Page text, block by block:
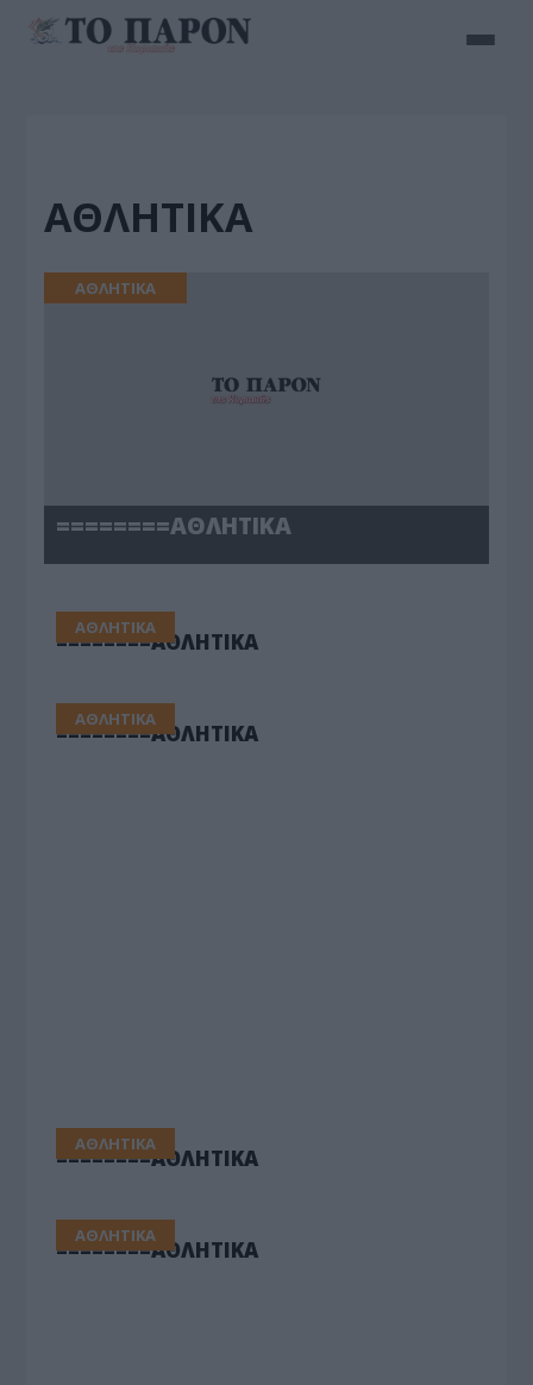
ΑΘΛΗΤΙΚΑ
ΑΘΛΗΤΙΚΑ
========ΑΘΛΗΤΙΚΑ
ΑΘΛΗΤΙΚΑ
========ΑΘΛΗΤΙΚΑ
ΑΘΛΗΤΙΚΑ
========ΑΘΛΗΤΙΚΑ
ΑΘΛΗΤΙΚΑ
========ΑΘΛΗΤΙΚΑ
ΑΘΛΗΤΙΚΑ
========ΑΘΛΗΤΙΚΑ